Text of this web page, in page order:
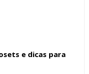
e dicas para